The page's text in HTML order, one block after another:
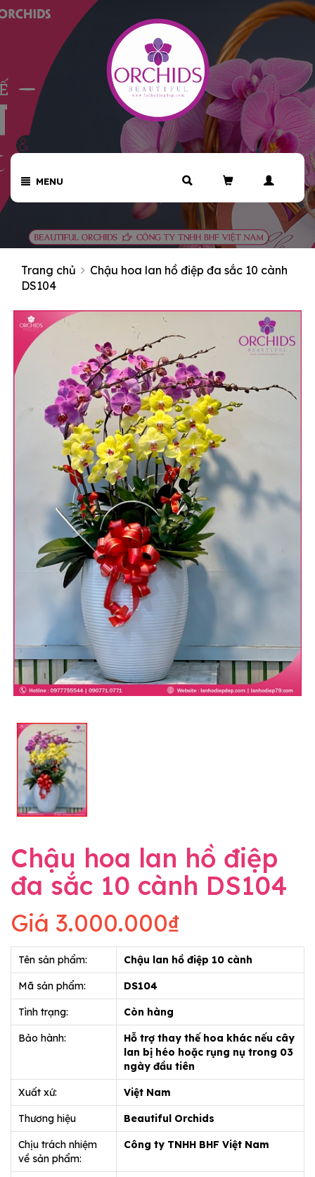
MENU
Trang chủ
Chậu hoa lan hồ điệp đa sắc 10 cành
DS104
Chậu hoa lan hồ điệp
đa sắc 10 cành DS104
Giá 3.000.000₫
Tên sản phẩm: Chậu lan hồ điệp 10 cành
Mã sản phẩm: DS104
Tình trạng: Còn hàng
Bảo hành:
Hỗ trợ thay thế hoa khác nếu cây
lan bị héo hoặc rụng nụ trong 03
ngày đầu tiên
Xuất xứ: Việt Nam
Thương hiệu Beautiful Orchids
Chịu trách nhiệm
về sản phẩm:
Công ty TNHH BHF Việt Nam